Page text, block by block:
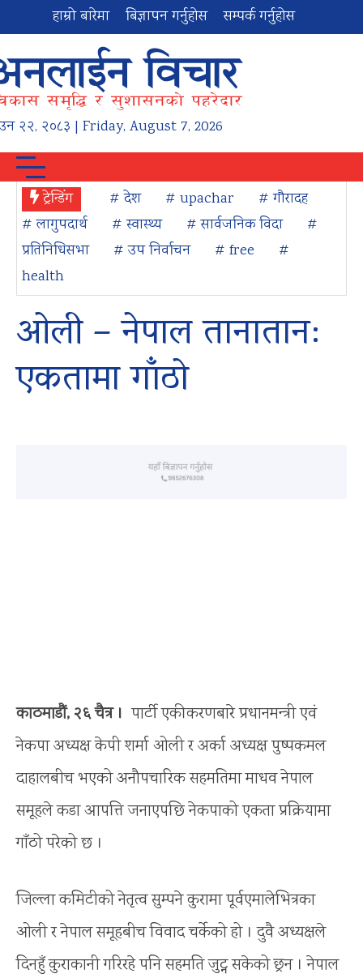
हाम्रो बारेमा बिज्ञापन गर्नुहोस सम्पर्क गर्नुहोस
२२, २०८३ | Friday, August 7, 2026
ट्रेन्डिंग # देश # upachar
# गौरादह
# लागुपदार्थ
# स्वास्थ्य # सार्वजनिक विदा
#
प्रतिनिधिसभा
# उप निर्वाचन # free
#
health
ओली – नेपाल तानातान:
एकतामा गाँठाे
काठमाडाैं, २६ चैत्र । पार्टी एकीकरणबारे प्रधानमन्त्री एवं
नेकपा अध्यक्ष केपी शर्मा ओली र अर्का अध्यक्ष पुष्पकमल
दाहालबीच भएको अनाैपचारिक सहमतिमा माधव नेपाल
समूहले कडा आपत्ति जनाएपछि नेकपाको एकता प्रक्रियामा
गाँठो परेको छ ।
जिल्ला कमिटीको नेतृत्व सुम्पने कुरामा पूर्वएमालेभित्रका
ओली र नेपाल समूहबीच विवाद चर्केको हो । दुवै अध्यक्षले
दिनहुँ कुराकानी गरिरहे पनि सहमति जुट्न सकेको छ्रन । नेपाल